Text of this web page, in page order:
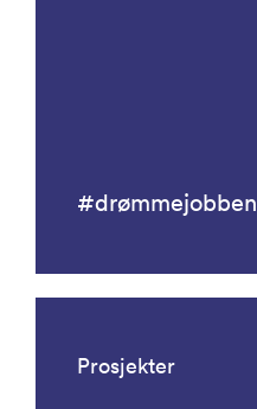
#drømmejobben
Prosjekter